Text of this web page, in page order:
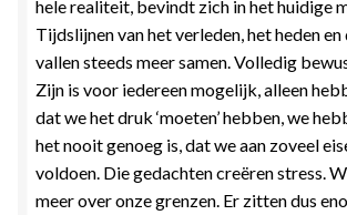
Winkelwagen
Zielsgeoriënteerde Jobcoaching
hele realiteit, bevindt zich in het huidige
Tijdslijnen van het verleden, het heden
vallen steeds meer samen. Volledig
Zijn is voor iedereen mogelijk, alleen
dat we het druk ‘moeten’ hebben, we
het nooit genoeg is, dat we aan zoveel
voldoen. Die gedachten creëren stress.
meer over onze grenzen. Er zitten dus